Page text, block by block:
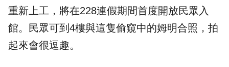
重新上工，將在228連假期間首度開放民眾入
館。民眾可到4樓與這隻偷窺中的姆明合照，拍
起來會很逗趣。